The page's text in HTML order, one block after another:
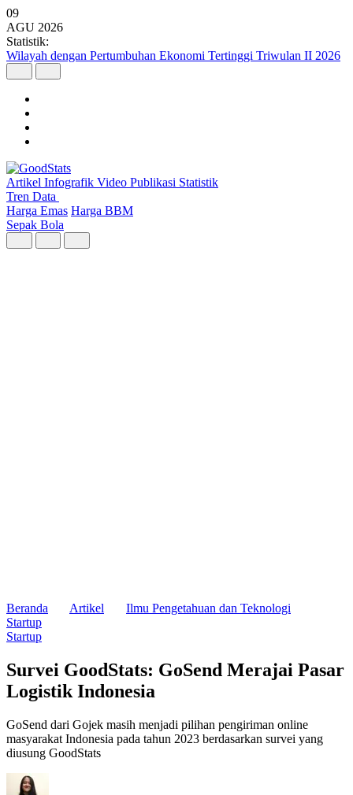
09
AGU 2026
Statistik:
Wilayah dengan Pertumbuhan Ekonomi Tertinggi Triwulan II 2026
Artikel Infografik Video Publikasi Statistik
Tren Data
Harga Emas Harga BBM
Sepak Bola
Beranda Artikel
Ilmu Pengetahuan dan Teknologi
Startup
Startup
Survei GoodStats: GoSend Merajai Pasar
Logistik Indonesia
GoSend dari Gojek masih menjadi pilihan pengiriman online
masyarakat Indonesia pada tahun 2023 berdasarkan survei yang
diusung GoodStats